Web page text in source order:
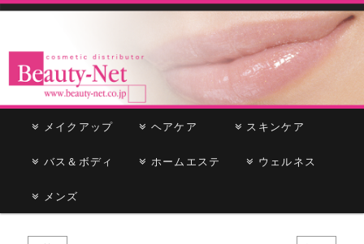
Beauty-Net
cosmetic distributor
ー
メ
イ
ン
サ
ブ
コ
メイクアップ ヘアケア スキンケア
バス＆ボディ ホームエステ ウェルネス
メンズ